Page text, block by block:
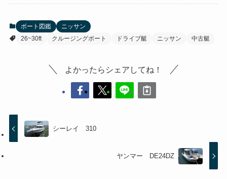
ボート図鑑
ニッサン
26~30ft
クルージングボート ドライブ艇 ニッサン 中古艇
よかったらシェアしてね！
シーレイ 310
ヤンマー DE24DZ